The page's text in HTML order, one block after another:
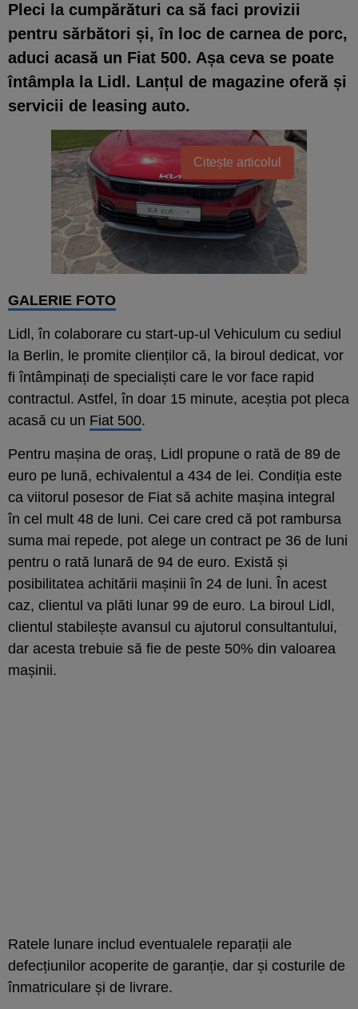
Pleci la cumpărături ca să faci provizii
pentru sărbători și, în loc de carnea de porc,
aduci acasă un Fiat 500. Așa ceva se poate
întâmpla la Lidl. Lanțul de magazine oferă și
servicii de leasing auto.
Citește articolul
GALERIE FOTO
Lidl, în colaborare cu start-up-ul Vehiculum cu sediul
la Berlin, le promite clienților că, la biroul dedicat, vor
fi întâmpinați de specialiști care le vor face rapid
contractul. Astfel, în doar 15 minute, aceștia pot pleca
acasă cu un Fiat 500.
Pentru mașina de oraș, Lidl propune o rată de 89 de
euro pe lună, echivalentul a 434 de lei. Condiția este
ca viitorul posesor de Fiat să achite mașina integral
în cel mult 48 de luni. Cei care cred că pot rambursa
suma mai repede, pot alege un contract pe 36 de luni
pentru o rată lunară de 94 de euro. Există și
posibilitatea achitării mașinii în 24 de luni. În acest
caz, clientul va plăti lunar 99 de euro. La biroul Lidl,
clientul stabilește avansul cu ajutorul consultantului,
dar acesta trebuie să fie de peste 50% din valoarea
mașinii.
Ratele lunare includ eventualele reparații ale
defecțiunilor acoperite de garanție, dar și costurile de
înmatriculare și de livrare.